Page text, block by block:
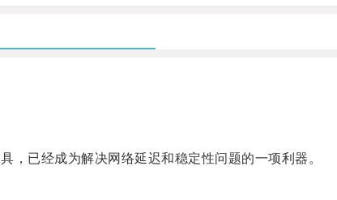
已经成为解决网络延迟和稳定性问题的一项利器。